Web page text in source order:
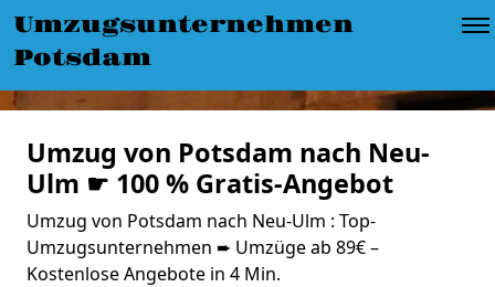
Umzugsunternehmen
Potsdam
Umzug von Potsdam nach Neu-
Ulm ☛ 100 % Gratis-Angebot
Umzug von Potsdam nach Neu-Ulm : Top-
Umzugsunternehmen ➨ Umzüge ab 89€ –
Kostenlose Angebote in 4 Min.